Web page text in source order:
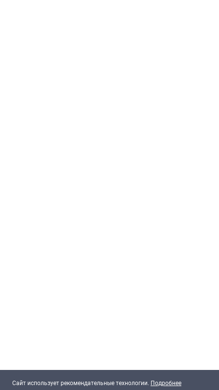
Cайт использует рекомендательные технологии. Подробнее